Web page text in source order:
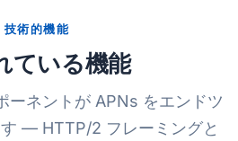
技術的機能
ている機能
ーネントが APNs をエンドツ
— HTTP/2 フレーミングと